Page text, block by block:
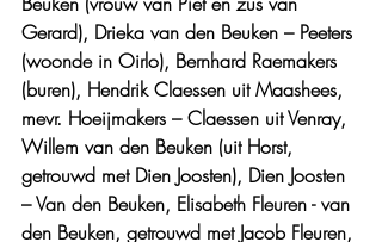
Gerard), Drieka van den Beuken – Peeters
(woonde in Oirlo), Bernhard Raemakers
(buren), Hendrik Claessen uit Maashees,
mevr. Hoeijmakers – Claessen uit Venray,
Willem van den Beuken (uit Horst,
getrouwd met Dien Joosten), Dien Joosten
– Van den Beuken, Elisabeth Fleuren - van
den Beuken, getrouwd met Jacob Fleuren,